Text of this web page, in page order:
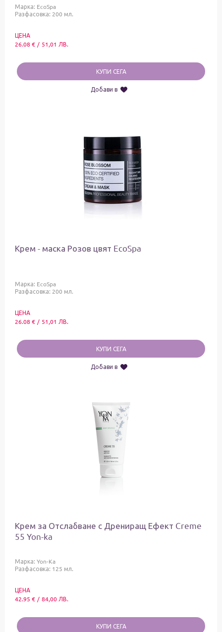
Марка: EcoSpa
Разфасовка: 200 мл.
ЦЕНА
26.08 € / 51,01 ЛВ.
КУПИ СЕГА
Добави в
Крем - маска Розов цвят EcoSpa
Марка: EcoSpa
Разфасовка: 200 мл.
ЦЕНА
26.08 € / 51,01 ЛВ.
КУПИ СЕГА
Добави в
Крем за Отслабване с Дрениращ Ефект Creme
55 Yon-ka
Марка: Yon-Ka
Разфасовка: 125 мл.
ЦЕНА
42.95 € / 84,00 ЛВ.
КУПИ СЕГА